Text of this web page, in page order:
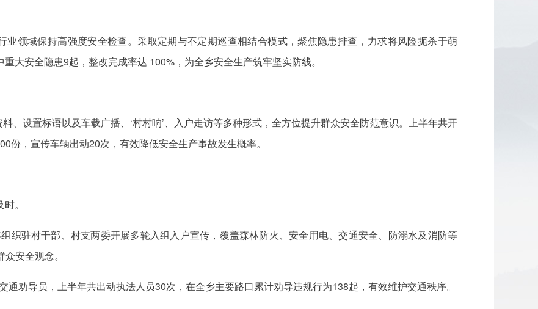
业领域保持高强度安全检查。采取定期与不定期巡查相结合模式，聚焦隐患排查，力求将风险扼杀于萌
大安全隐患9起，整改完成率达 100%，为全乡安全生产筑牢坚实防线。
、设置标语以及车载广播、‘村村响’、入户走访等多种形式，全方位提升群众安全防范意识。上半年共开
份，宣传车辆出动20次，有效降低安全生产事故发生概率。
。
织驻村干部、村支两委开展多轮入组入户宣传，覆盖森林防火、安全用电、交通安全、防溺水及消防等
安全观念。
劝导员，上半年共出动执法人员30次，在全乡主要路口累计劝导违规行为138起，有效维护交通秩序。